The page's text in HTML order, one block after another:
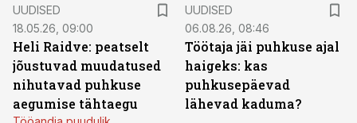
UUDISED
18.05.26, 09:00
Heli Raidve: peatselt
jõustuvad muudatused
nihutavad puhkuse
aegumise tähtaegu
UUDISED
06.08.26, 08:46
Töötaja jäi puhkuse ajal
haigeks: kas
puhkusepäevad
lähevad kaduma?